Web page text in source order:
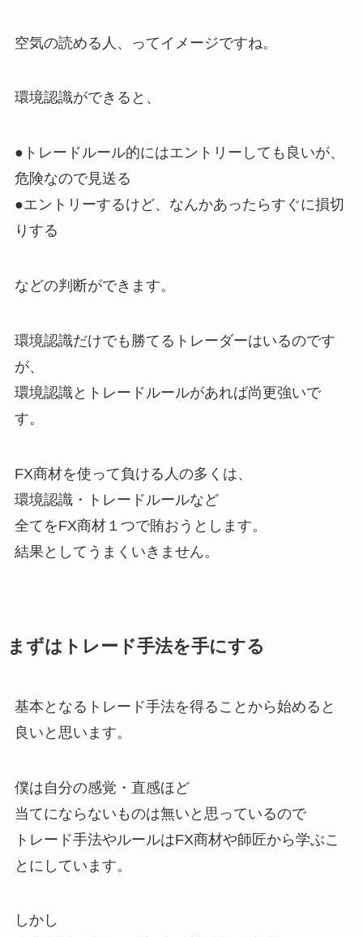
空気の読める人、ってイメージですね。
環境認識ができると、
●トレードルール的にはエントリーしても良いが、
危険なので見送る
●エントリーするけど、なんかあったらすぐに損切
りする
などの判断ができます。
環境認識だけでも勝てるトレーダーはいるのです
が、
環境認識とトレードルールがあれば尚更強いで
す。
FX商材を使って負ける人の多くは、
環境認識・トレードルールなど
全てをFX商材１つで賄おうとします。
結果としてうまくいきません。
まずはトレード手法を手にする
基本となるトレード手法を得ることから始めると
良いと思います。
僕は自分の感覚・直感ほど
当てにならないものは無いと思っているので
トレード手法やルールはFX商材や師匠から学ぶこ
とにしています。
しかし